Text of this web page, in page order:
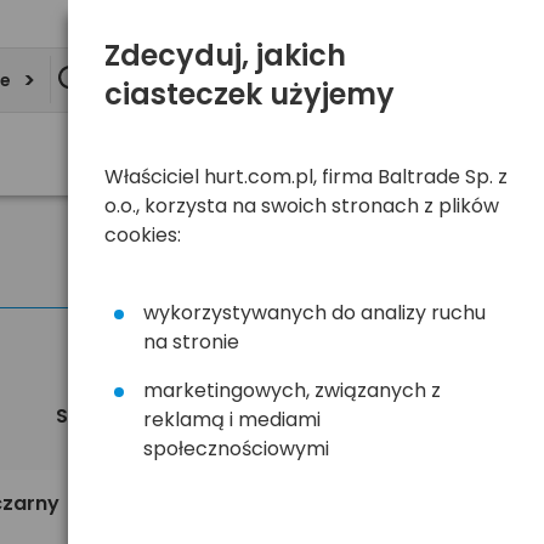
Sortuj domyślnie
Zdecyduj, jakich
ciasteczek użyjemy
Właściciel hurt.com.pl, firma Baltrade Sp. z
o.o., korzysta na swoich stronach z plików
cookies:
wykorzystywanych do analizy ruchu
na stronie
marketingowych, związanych z
reklamą i mediami
społecznościowymi